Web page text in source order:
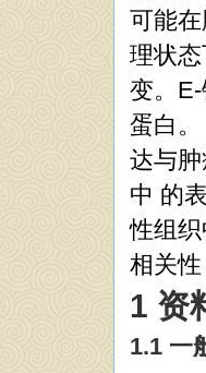
可能
理状
变。
蛋白
达与
中 的
性组
相关
1 资
1.1 一